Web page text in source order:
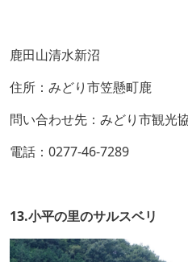
鹿田山清水新沼
住所：みどり市笠懸町鹿
問い合わせ先：みどり市観光
電話：0277-46-7289
13.小平の里のサルスベリ